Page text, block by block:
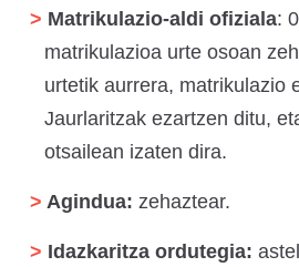
Matrikulazio-aldi ofiziala:
matrikulazioa urte osoan
urtetik aurrera, matrikulazio
Jaurlaritzak ezartzen ditu,
otsailean izaten dira.
Agindua: zehaztear.
Idazkaritza ordutegia: